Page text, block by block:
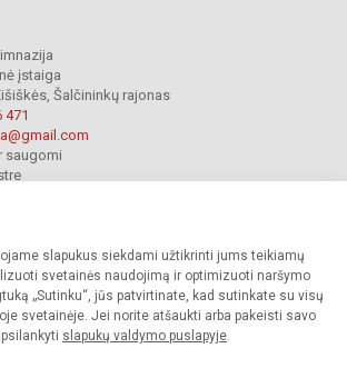
slapukus siekdami užtikrinti jums teikiamų
svetainės naudojimą ir optimizuoti naršymo
„Sutinku“, jūs patvirtinate, kad sutinkate su visų
svetainėje. Jei norite atšaukti arba pakeisti savo
slapukų valdymo puslapyje.
įstaiga
Šalčininkų rajonas
471
saugomi
r. Eišiškių gimnazija. Visos teisės saugomos.
įstaigos administracijos sutikimo griežtai draudžiama.
paraiška Slapukų valdymas